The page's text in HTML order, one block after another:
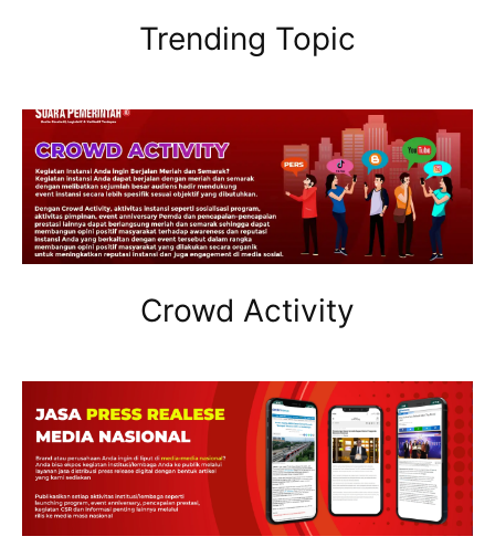
Trending Topic
Crowd Activity